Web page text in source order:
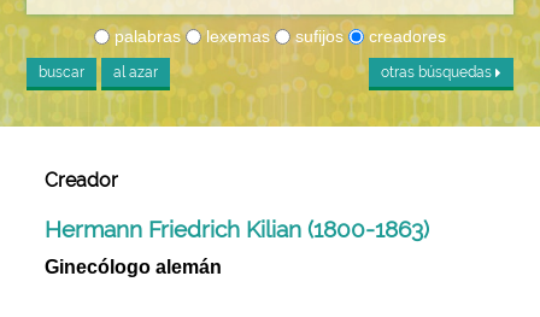
palabras lexemas sufijos creadores
buscar al azar otras búsquedas
Creador
Hermann Friedrich Kilian (1800-1863)
Ginecólogo alemán